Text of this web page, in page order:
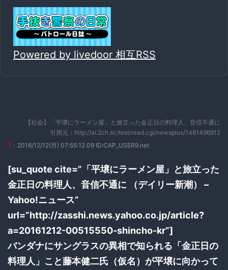
Powered by livedoor 相互RSS
【社会】「平壌にラーメン屋」と旅立った金正日の料理人、音信不通に
引用元：http://ai.2ch.sc/test/read.cgi/newsplus/1481496912
1 ：2016/12/12(月) 07:55:12.09 ID:CAP_USER9.net
[su_quote cite=”「平壌にラーメン屋」と旅立った
金正日の料理人、音信不通に （デイリー新潮） –
Yahoo!ニュース”
url=”http://zasshi.news.yahoo.co.jp/article?
a=20161212-00515550-shincho-kr”]
バンダナにサングラスの異相で知られる「金正日の
料理人」こと藤本健二氏（仮名）が平壌に向かって